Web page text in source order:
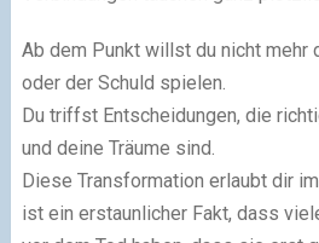
Ab dem Punkt willst du nicht mehr
oder der Schuld spielen.
Du triffst Entscheidungen, die
und deine Träume sind.
Diese Transformation erlaubt dir
ist ein erstaunlicher Fakt, dass